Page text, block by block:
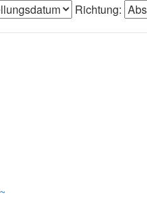
Richtung: